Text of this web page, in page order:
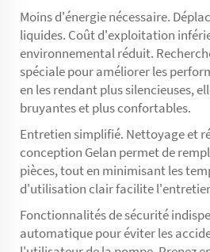
Moins d'énergie nécessaire.
liquides. Coût d'exploitation
environnemental réduit.
spéciale pour améliorer les
en les rendant plus silencieuses,
bruyantes et plus confortables.
Entretien simplifié. Nettoyage et
conception Gelan permet de
pièces, tout en minimisant les
d'utilisation clair facilite
Fonctionnalités de sécurité
automatique pour éviter les